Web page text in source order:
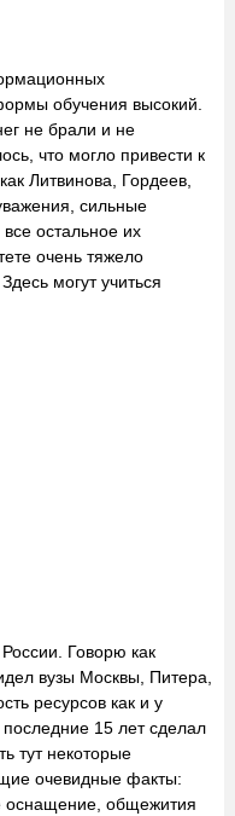
обучения высокий.
не брали и не
что могло привести к
Литвинова, Гордеев,
сильные
остальное их
очень тяжело
могут учиться
Говорю как
вузы Москвы, Питера,
ресурсов как и у
15 лет сделал
тут некоторые
очевидные факты:
оснащение, общежития